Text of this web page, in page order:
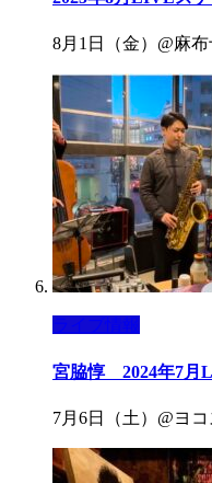
8月1日（金）@麻
ライブ情報
宮脇惇 2024年7月
7月6日（土）@ヨ